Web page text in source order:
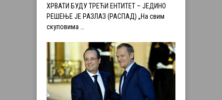
ХРВАТИ БУДУ ТРЕЋИ ЕНТИТЕТ – ЈЕДИНО
РЕШЕЊЕ ЈЕ РАЗЛАЗ (РАСПАД) „На свим
скуповима …